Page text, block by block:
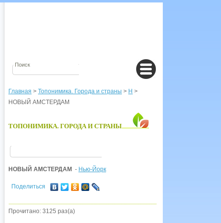
Главная > Топонимика. Города и страны > Н >
НОВЫЙ АМСТЕРДАМ
ТОПОНИМИКА. ГОРОДА И СТРАНЫ
НОВЫЙ АМСТЕРДАМ - Нью-Йорк
Поделиться
Прочитано: 3125 раз(а)